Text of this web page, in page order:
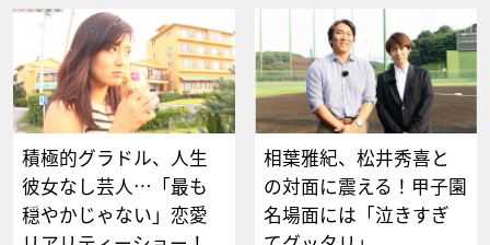
積極的グラドル、人生
彼女なし芸人…「最も
穏やかじゃない」恋愛
相葉雅紀、松井秀喜と
の対面に震える！甲子園
名場面には「泣きすぎ